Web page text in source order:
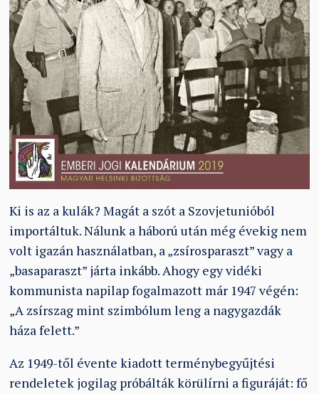
Ki is az a kulák? Magát a szót a Szovjetunióból
importáltuk. Nálunk a háború után még évekig nem
volt igazán használatban, a „zsírosparaszt” vagy a
„basaparaszt” járta inkább. Ahogy egy vidéki
kommunista napilap fogalmazott már 1947 végén:
„A zsírszag mint szimbólum leng a nagygazdák
háza felett.”
Az 1949-től évente kiadott terménybegyűjtési
rendeletek jogilag próbálták körülírni a figuráját: fő